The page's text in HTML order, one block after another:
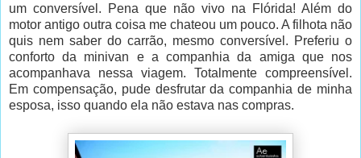
um conversível. Pena que não vivo na Flórida! Além do
motor antigo outra coisa me chateou um pouco. A filhota não
quis nem saber do carrão, mesmo conversível. Preferiu o
conforto da minivan e a companhia da amiga que nos
acompanhava nessa viagem. Totalmente compreensível.
Em compensação, pude desfrutar da companhia de minha
esposa, isso quando ela não estava nas compras.